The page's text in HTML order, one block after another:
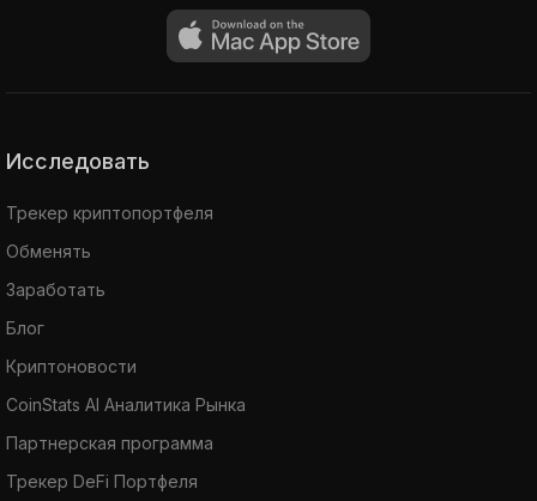
Исследовать
Трекер криптопортфеля
Обменять
Заработать
Блог
Криптоновости
CoinStats AI Аналитика Рынка
Партнерская программа
Трекер DeFi Портфеля